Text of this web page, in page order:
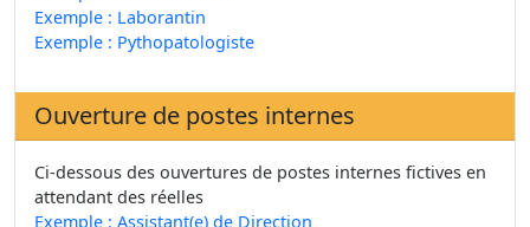
Exemple : Laborantin
Exemple : Pythopatologiste
Ouverture de postes internes
Ci-dessous des ouvertures de postes internes fictives en
attendant des réelles
Exemple : Assistant(e) de Direction